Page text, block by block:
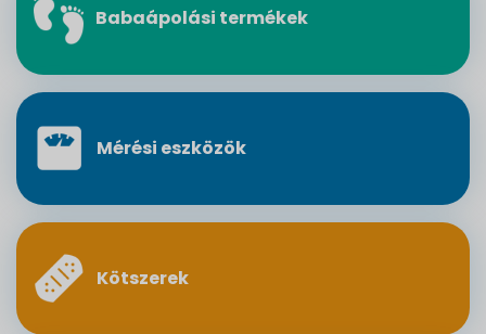
Babaápolási termékek
Mérési eszközök
Kötszerek